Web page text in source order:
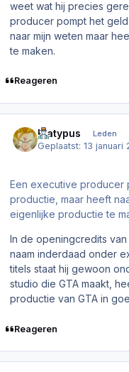
weet wat hij precies
producer pompt het
naar mijn weten maar
te maken.
Reageren
Platypus Leden
Geplaatst:13 januari
Een executive producer
productie, maar heeft
eigenlijke productie te
In de openingcredits van
naam inderdaad onder
titels staat hij gewoon
studio die GTA maakt,
productie van GTA in
Reageren